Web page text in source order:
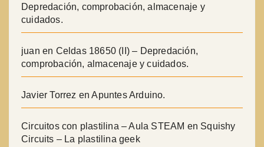
Depredación, comprobación, almacenaje y
cuidados.
juan en Celdas 18650 (II) – Depredación,
comprobación, almacenaje y cuidados.
Javier Torrez enApuntes Arduino.
Circuitos con plastilina – Aula STEAM en Squishy
Circuits – La plastilina geek